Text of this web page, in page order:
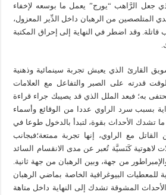
جعل الرَّاهب “يورج” يعمل ما بوسعه لإخفاء
المتلصصين من الرهبان داخل الدِّير المعزول،
وقد اضطر في النهاية إلى إحراق المكتبة
القارئ الذي يعيش تجربة سينمائية وذهنية
قدرته على الصبر والتفاعل مع العلامات
به؛ فبعد الملل الذي قد يصيبك جراء قراءة
بسبب سرد الراوي عددا من الوقائع وأسماء
تشدك الأحداث بقوة، لتبدأ بالدخول طوعا في
القاتل مع الراوي، إنها تجربة ممتعة؛فبجانب
لاهوتية كَنَسيَّة تُعبر عن مدى الانقسام السائد
من جهة، وبين الرهبان من جهة ثانية.
البيوغرافية الخاصة بماضي الرهبان
المشوقة تشدك إلى النهاية داخل متاهة